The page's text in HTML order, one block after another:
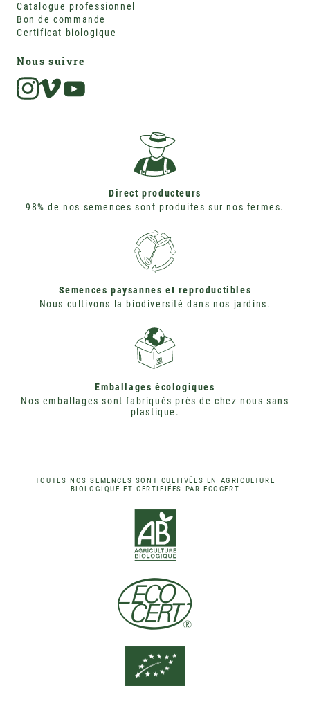
Catalogue professionnel
Bon de commande
Certificat biologique
Nous suivre
Direct producteurs
98% de nos semences sont produites sur nos fermes.
Semences paysannes et reproductibles
Nous cultivons la biodiversité dans nos jardins.
Emballages écologiques
Nos emballages sont fabriqués près de chez nous sans
plastique.
TOUTES NOS SEMENCES SONT CULTIVÉES EN AGRICULTURE
BIOLOGIQUE ET CERTIFIÉES PAR ECOCERT